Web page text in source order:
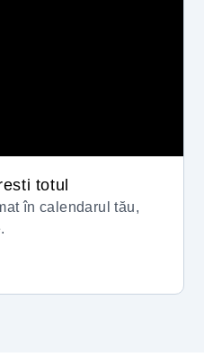
totul
în calendarul tău,